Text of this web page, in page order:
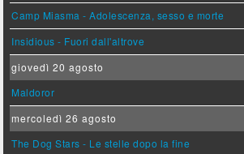
Camp Miasma - Adolescenza, sesso e morte
Insidious - Fuori dall'altrove
giovedì 20 agosto
Maldoror
mercoledì 26 agosto
The Dog Stars - Le stelle dopo la fine